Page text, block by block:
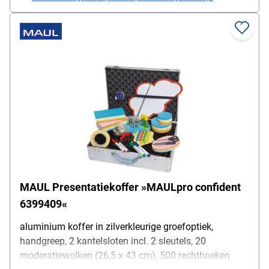
spelden (ronde kop, gesorteerde kleuren), 1
speldenkussen, 1 telescopische aanwijsstok met
balpen
MAUL Presentatiekoffer »MAULpro confident
6399409«
aluminium koffer in zilverkleurige groefoptiek,
handgreep, 2 kantelsloten incl. 2 sleutels, 20
moderatiewolken (26,5 x 43 cm), 500 rechthoeken